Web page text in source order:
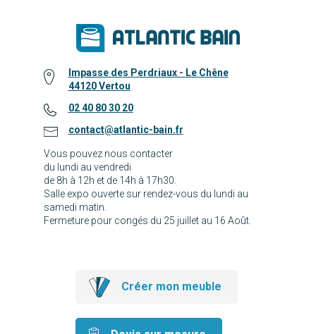
Impasse des Perdriaux - Le Chêne
44120 Vertou
02 40 80 30 20
contact@atlantic-bain.fr
Vous pouvez nous contacter
du lundi au vendredi
de 8h à 12h et de 14h à 17h30.
Salle expo ouverte sur rendez-vous du lundi au
samedi matin.
Fermeture pour congés du 25 juillet au 16 Août.
Créer mon meuble